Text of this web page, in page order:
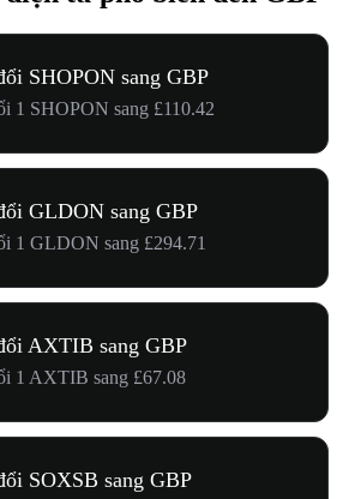
SHOPON sang GBP
1 SHOPON sang £110.42
GLDON sang GBP
1 GLDON sang £294.71
AXTIB sang GBP
1 AXTIB sang £67.08
SOXSB sang GBP